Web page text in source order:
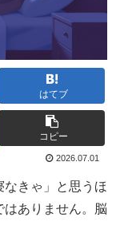
はてブ
コピー
2026.07.01
きゃ」と思うほ
はありません。脳